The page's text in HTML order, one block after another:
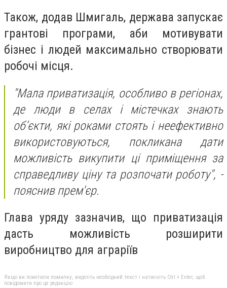
Також, додав Шмигаль, держава запускає
грантові програми, аби мотивувати
бізнес і людей максимально створювати
робочі місця.
"Мала приватизація, особливо в регіонах,
де люди в селах і містечках знають
об’єкти, які роками стоять і неефективно
використовуються, покликана дати
можливість викупити ці приміщення за
справедливу ціну та розпочати роботу", -
пояснив прем'єр.
Глава уряду зазначив, що приватизація
дасть можливість розширити
виробництво для аграріїв
Якщо ви помітили помилку, виділіть необхідний текст і натисніть Ctrl + Enter, щоб
повідомити про це редакцію